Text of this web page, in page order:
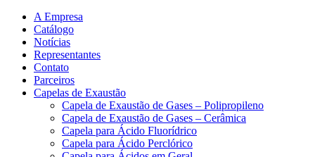
A Empresa
Catálogo
Notícias
Representantes
Contato
Parceiros
Capelas de Exaustão
Capela de Exaustão de Gases – Polipropileno
Capela de Exaustão de Gases – Cerâmica
Capela para Ácido Fluorídrico
Capela para Ácido Perclórico